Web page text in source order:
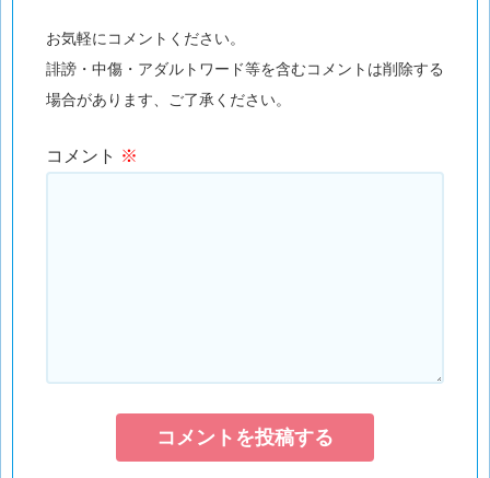
お気軽にコメントください。
誹謗・中傷・アダルトワード等を含むコメントは削除する
場合があります、ご了承ください。
コメント ※